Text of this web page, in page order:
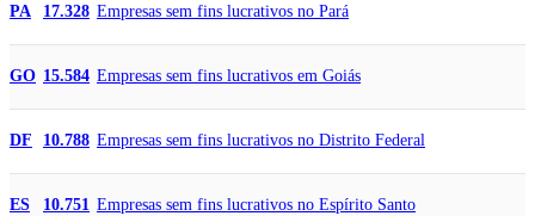
PA 17.328 Empresas sem fins lucrativos no Pará
GO 15.584 Empresas sem fins lucrativos em Goiás
DF 10.788 Empresas sem fins lucrativos no Distrito Federal
ES 10.751 Empresas sem fins lucrativos no Espírito Santo